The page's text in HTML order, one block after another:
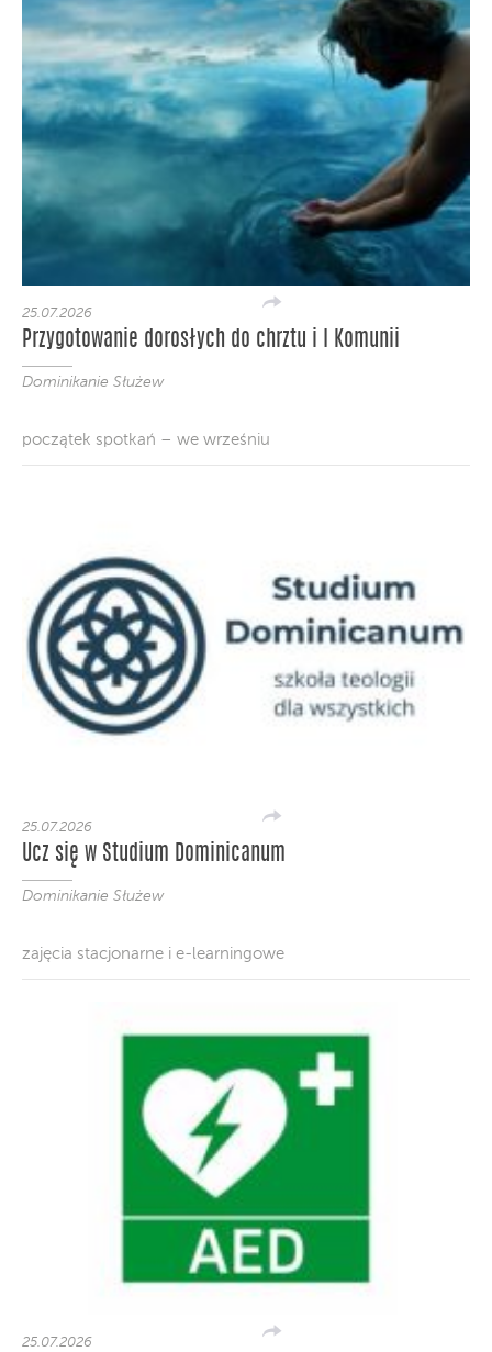
25.07.2026
Przygotowanie dorosłych do chrztu i I Komunii
Dominikanie Służew
początek spotkań – we wrześniu
25.07.2026
Ucz się w Studium Dominicanum
Dominikanie Służew
zajęcia stacjonarne i e-learningowe
25.07.2026